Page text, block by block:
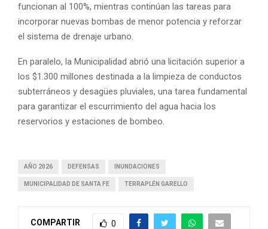
funcionan al 100%, mientras continúan las tareas para
incorporar nuevas bombas de menor potencia y reforzar
el sistema de drenaje urbano.
En paralelo, la Municipalidad abrió una licitación superior a
los $1.300 millones destinada a la limpieza de conductos
subterráneos y desagües pluviales, una tarea fundamental
para garantizar el escurrimiento del agua hacia los
reservorios y estaciones de bombeo.
AÑO 2026 DEFENSAS INUNDACIONES
MUNICIPALIDAD DE SANTA FE TERRAPLÉN GARELLO
COMPARTIR 0